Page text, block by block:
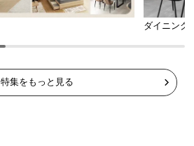
ダイニング
特集をもっと見る